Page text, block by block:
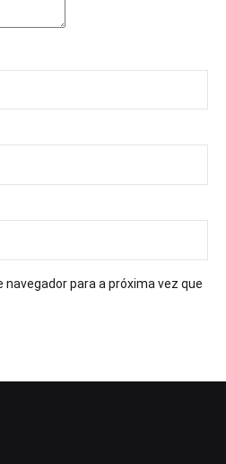
para a próxima vez que